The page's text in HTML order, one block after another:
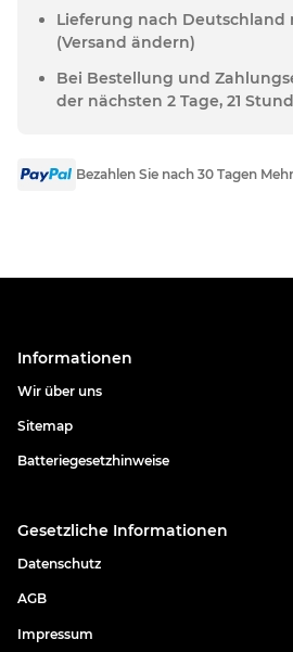
Lieferung nach Deutschland
(Versand ändern)
Bei Bestellung und
der nächsten 2 Tage, 21
Bezahlen Sie nach 30 Tagen
Informationen
Wir über uns
Sitemap
Batteriegesetzhinweise
Gesetzliche Informationen
Datenschutz
AGB
Impressum